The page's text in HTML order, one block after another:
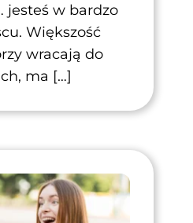
jesteś w bardzo
Większość
wracają do
ma […]